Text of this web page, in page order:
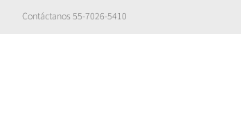
Contáctanos 55-7026-5410